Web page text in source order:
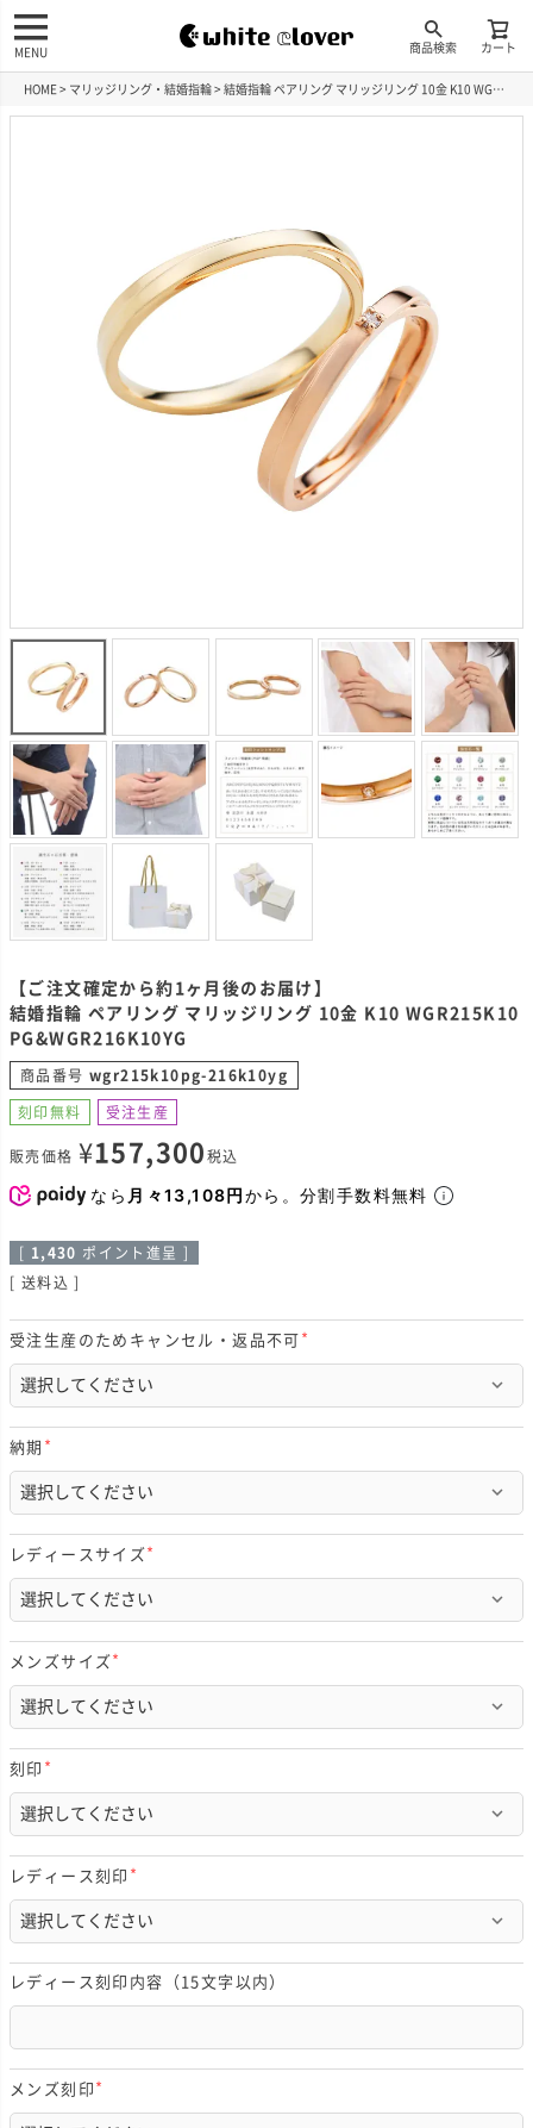
商品検索 カート
MENU
HOME マリッジリング・結婚指輪 結婚指輪 ペアリング マリッジリング 10金 K10 WGR215K10PG&WGR216K10YG
【ご注文確定から約1ヶ月後のお届け】
結婚指輪 ペアリング マリッジリング 10金 K10 WGR215K10
PG&WGR216K10YG
商品番号 wgr215k10pg-216k10yg
刻印無料 受注生産
販売価格 ¥157,300 税込
なら 月々13,108円から。分割手数料無料
[ 1,430 ポイント進呈 ]
送料込
受注生産のためキャンセル・返品不可
)
納期
必
須
)
レディースサイズ
須
)
メンズサイズ
必
須
)
刻印
必
須
)
レディース刻印
必
須
)
レディース刻印内容（15文字以内）
メンズ刻印
必